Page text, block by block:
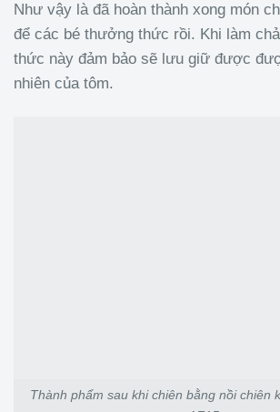
Như vậy là đã hoàn thành xong món
để các bé thưởng thức rồi. Khi làm
thức này đảm bảo sẽ lưu giữ được
nhiên của tôm.
Thành phẩm sau khi chiên bằng nồi chiên